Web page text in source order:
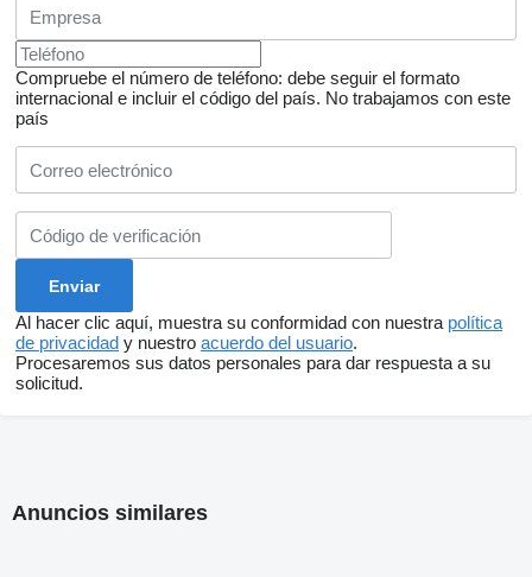
Compruebe el número de teléfono: debe seguir el formato
internacional e incluir el código del país. No trabajamos con este
país
Al hacer clic aquí, muestra su conformidad con nuestra política
de privacidad y nuestro acuerdo del usuario.
Procesaremos sus datos personales para dar respuesta a su
solicitud.
Anuncios similares